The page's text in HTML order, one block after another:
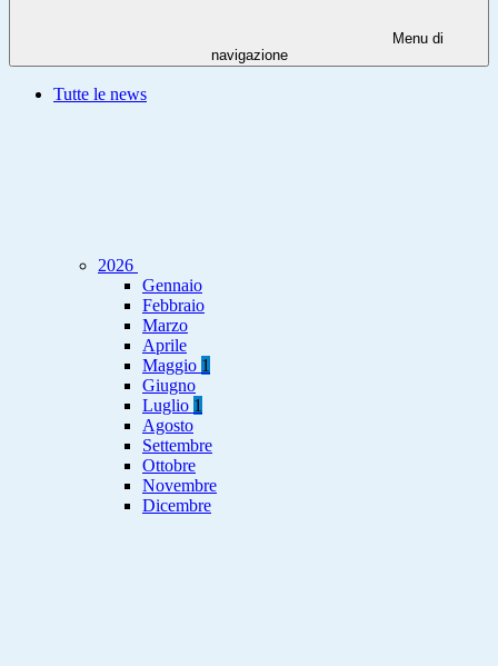
Menu di
navigazione
Tutte le news
2026
Gennaio
Febbraio
Marzo
Aprile
Maggio 1
Giugno
Luglio 1
Agosto
Settembre
Ottobre
Novembre
Dicembre